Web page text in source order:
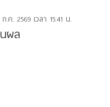
.ค. 2569 เวลา 15:41 น.
ผล